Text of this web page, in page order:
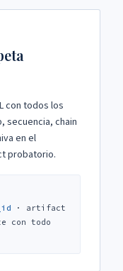
con todos los
secuencia, chain
en el
probatorio.
· artifact
con todo